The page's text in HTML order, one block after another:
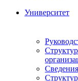
Университет